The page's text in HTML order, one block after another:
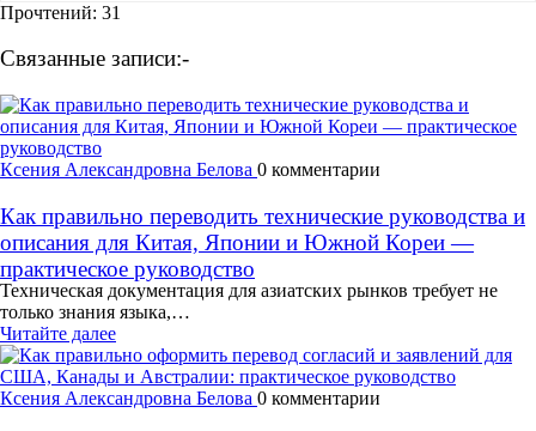
Прочтений: 31
Связанные записи:-
Ксения Александровна Белова 0 комментарии
Как правильно переводить технические руководства и
описания для Китая, Японии и Южной Кореи —
практическое руководство
Техническая документация для азиатских рынков требует не
только знания языка,…
Читайте далее
Ксения Александровна Белова 0 комментарии